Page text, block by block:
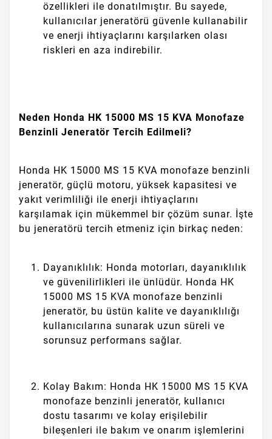
özellikleri ile donatılmıştır. Bu sayede,
kullanıcılar jeneratörü güvenle kullanabilir
ve enerji ihtiyaçlarını karşılarken olası
riskleri en aza indirebilir.
Neden Honda HK 15000 MS 15 KVA Monofaze
Benzinli Jeneratör Tercih Edilmeli?
Honda HK 15000 MS 15 KVA monofaze benzinli
jeneratör, güçlü motoru, yüksek kapasitesi ve
yakıt verimliliği ile enerji ihtiyaçlarını
karşılamak için mükemmel bir çözüm sunar. İşte
bu jeneratörü tercih etmeniz için birkaç neden:
Dayanıklılık: Honda motorları, dayanıklılık
ve güvenilirlikleri ile ünlüdür. Honda HK
15000 MS 15 KVA monofaze benzinli
jeneratör, bu üstün kalite ve dayanıklılığı
kullanıcılarına sunarak uzun süreli ve
sorunsuz performans sağlar.
Kolay Bakım: Honda HK 15000 MS 15 KVA
monofaze benzinli jeneratör, kullanıcı
dostu tasarımı ve kolay erişilebilir
bileşenleri ile bakım ve onarım işlemlerini